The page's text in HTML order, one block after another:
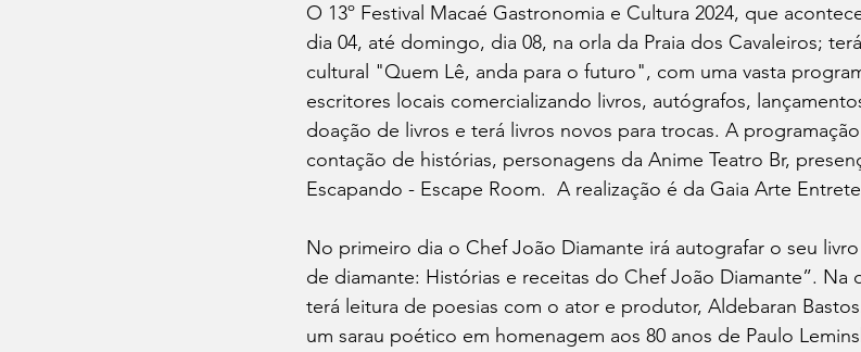
O 13º Festival Macaé Gastronomia e Cultura 2024, que
dia 04, até domingo, dia 08, na orla da Praia dos Cavaleiros;
cultural "Quem Lê, anda para o futuro", com uma vasta
escritores locais comercializando livros, autógrafos,
doação de livros e terá livros novos para trocas. A
contação de histórias, personagens da Anime Teatro Br,
Escapando - Escape Room.  A realização é da Gaia Arte
No primeiro dia o Chef João Diamante irá autografar o seu
de diamante: Histórias e receitas do Chef João Diamante”. Na
terá leitura de poesias com o ator e produtor, Aldebaran
um sarau poético em homenagem aos 80 anos de Paulo